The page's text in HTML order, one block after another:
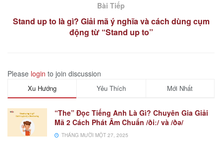
Bài Tiếp
Stand up to là gì? Giải mã ý nghĩa và cách dùng cụm
động từ “Stand up to”
Please login to join discussion
Xu Hướng Yêu Thích Mới Nhất
“The” Đọc Tiếng Anh Là Gì? Chuyên Gia Giải
Mã 2 Cách Phát Âm Chuẩn /ðiː/ và /ðə/
THÁNG MƯỜI MỘT 27, 2025